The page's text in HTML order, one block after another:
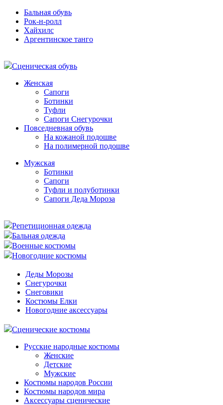
Бальная обувь
Рок-н-ролл
Хайхилс
Аргентинское танго
Сценическая обувь
Женская
Сапоги
Ботинки
Туфли
Сапоги Снегурочки
Повседневная обувь
На кожаной подошве
На полимерной подошве
Мужская
Ботинки
Сапоги
Туфли и полуботинки
Сапоги Деда Мороза
Репетиционная одежда
Бальная одежда
Военные костюмы
Новогодние костюмы
Деды Морозы
Снегурочки
Снеговики
Костюмы Елки
Новогодние аксессуары
Сценические костюмы
Русские народные костюмы
Женские
Детские
Мужские
Костюмы народов России
Костюмы народов мира
Аксессуары сценические